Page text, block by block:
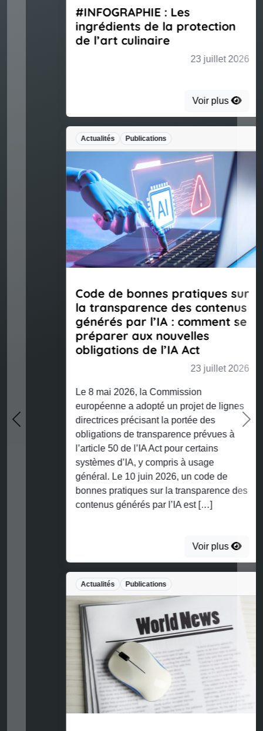
#INFOGRAPHIE : Les
ingrédients de la protection
de l’art culinaire
23 juillet 2026
Voir plus
Actualités Publications
Code de bonnes pratiques sur
la transparence des contenus
générés par l’IA : comment se
préparer aux nouvelles
obligations de l’IA Act
23 juillet 2026
Le 8 mai 2026, la Commission
européenne a adopté un projet de lignes
directrices précisant la portée des
obligations de transparence prévues à
l’article 50 de l’IA Act pour certains
systèmes d’IA, y compris à usage
général. Le 10 juin 2026, un code de
bonnes pratiques sur la transparence des
contenus générés par l’IA est […]
Voir plus
Actualités Publications
Previous